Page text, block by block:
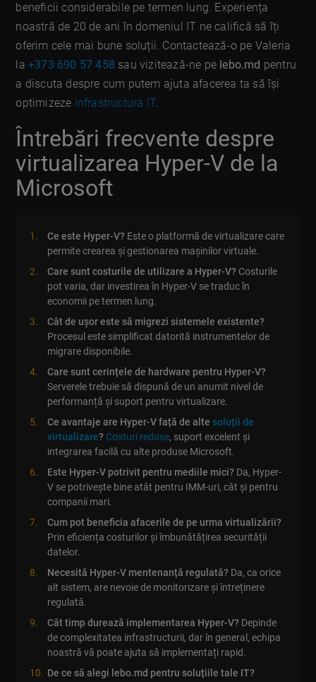
beneficii considerabile pe termen lung. Experiența
noastră de 20 de ani în domeniul IT ne califică să îți
oferim cele mai bune soluții. Contactează-o pe Valeria
la+373 690 57 458 sau vizitează-ne pe lebo.md pentru
a discuta despre cum putem ajuta afacerea ta să își
optimizeze infrastructura IT.
Întrebări frecvente despre
virtualizarea Hyper-V de la
Microsoft
Ce este Hyper-V? Este o platformă de virtualizare care
permite crearea și gestionarea mașinilor virtuale.
Care sunt costurile de utilizare a Hyper-V? Costurile
pot varia, dar investirea în Hyper-V se traduc în
economii pe termen lung.
Cât de ușor este să migrezi sistemele existente?
Procesul este simplificat datorită instrumentelor de
migrare disponibile.
Care sunt cerințele de hardware pentru Hyper-V?
Serverele trebuie să dispună de un anumit nivel de
performanță și suport pentru virtualizare.
Ce avantaje are Hyper-V față de altesoluții de
virtualizare? Costuri reduse, suport excelent și
integrarea facilă cu alte produse Microsoft.
Este Hyper-V potrivit pentru mediile mici? Da, Hyper-
V se potrivește bine atât pentru IMM-uri, cât și pentru
companii mari.
Cum pot beneficia afacerile de pe urma virtualizării?
Prin eficiența costurilor și îmbunătățirea securității
datelor.
Necesită Hyper-V mentenanță regulată? Da, ca orice
alt sistem, are nevoie de monitorizare și întreținere
regulată.
Cât timp durează implementarea Hyper-V? Depinde
de complexitatea infrastructurii, dar în general, echipa
noastră vă poate ajuta să implementați rapid.
De ce să alegi lebo.md pentru soluțiile tale IT?